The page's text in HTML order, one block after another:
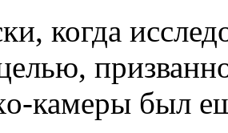
когда
камеры был